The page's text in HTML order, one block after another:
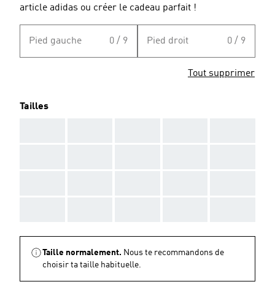
article adidas ou créer le cadeau parfait !
Pied gauche 0 / 9 Pied droit 0 / 9
Tout supprimer
Tailles
Taille normalement. Nous te recommandons de
choisir ta taille habituelle.